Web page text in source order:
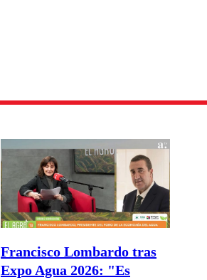
Francisco Lombardo tras
Expo Agua 2026: "Es